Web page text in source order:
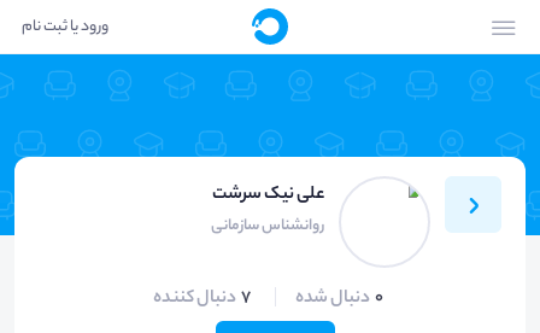
ورود یا ثبت نام
علی نیک سرشت
روانشناس سازمانی
0 دنبال شده 7 دنبال کننده